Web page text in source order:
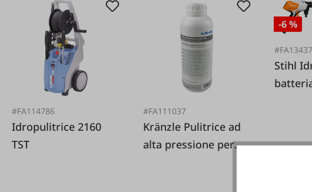
#FA114786
Idropulitrice 2160
TST
#FA111037
Kränzle Pulitrice ad
alta pressione per
-6 %
Stihl Idropulitrice a